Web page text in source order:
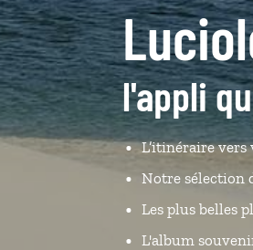
l'appli
L’itinéraire
Notre sélection
Les plus belles
L'album